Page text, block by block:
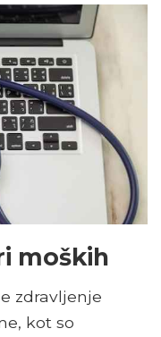
moških
zdravljenje
kot so